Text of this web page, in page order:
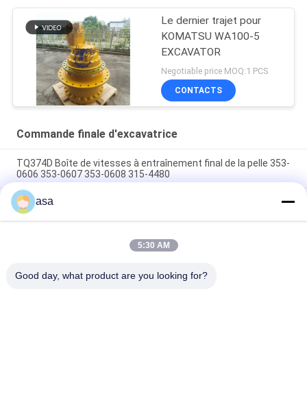
Le dernier trajet pour
KOMATSU WA100-5
EXCAVATOR
Negotiable price MOQ:1 PCS
CONTACTS
Commande finale d'excavatrice
TQ374D Boîte de vitesses à entraînement final de la pelle 353-
0606 353-0607 353-0608 315-4480
353-0528 333-3036 Excavateur à entraînement final moteur
hydraulique adapté TQ345D TQ349D
Danfoss BMVT41 moteur hydraulique d'entraînement final
peut être adapté à 5 ~ 6 tonnes de chargeurs de roulement à
asa
5:30 AM
Good day, what product are you looking for?